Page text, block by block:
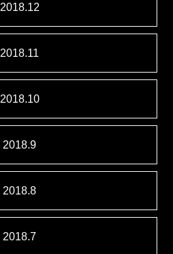
2018.12
2018.11
2018.10
2018.9
2018.8
2018.7